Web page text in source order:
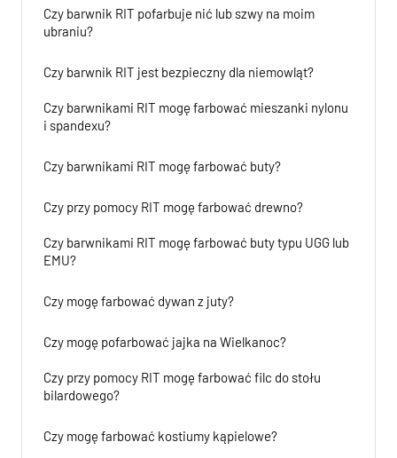
Czy barwnik RIT pofarbuje nić lub szwy na moim
ubraniu?
Czy barwnik RIT jest bezpieczny dla niemowląt?
Czy barwnikami RIT mogę farbować mieszanki nylonu
i spandexu?
Czy barwnikami RIT mogę farbować buty?
Czy przy pomocy RIT mogę farbować drewno?
Czy barwnikami RIT mogę farbować buty typu UGG lub
EMU?
Czy mogę farbować dywan z juty?
Czy mogę pofarbować jajka na Wielkanoc?
Czy przy pomocy RIT mogę farbować filc do stołu
bilardowego?
Czy mogę farbować kostiumy kąpielowe?